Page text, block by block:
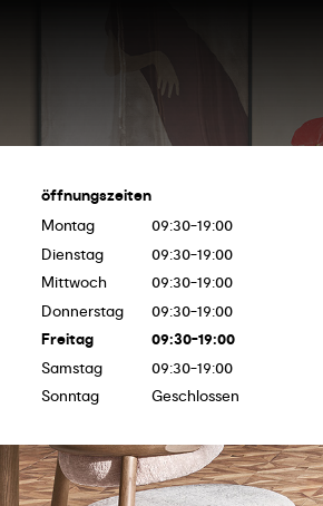
öffnungszeiten
Montag
09:30-19:00
Dienstag
09:30-19:00
Mittwoch
09:30-19:00
Donnerstag
09:30-19:00
Freitag
09:30-19:00
Samstag
09:30-19:00
Sonntag
Geschlossen